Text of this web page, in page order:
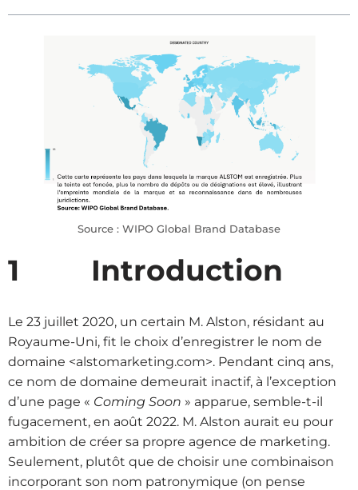
Source : WIPO Global Brand Database
1 Introduction
Le 23 juillet 2020, un certain M. Alston, résidant au
Royaume-Uni, fit le choix d’enregistrer le nom de
domaine <alstomarketing.com>. Pendant cinq ans,
ce nom de domaine demeurait inactif, à l’exception
d’une page « Coming Soon » apparue, semble-t-il
fugacement, en août 2022. M. Alston aurait eu pour
ambition de créer sa propre agence de marketing.
Seulement, plutôt que de choisir une combinaison
incorporant son nom patronymique (on pense